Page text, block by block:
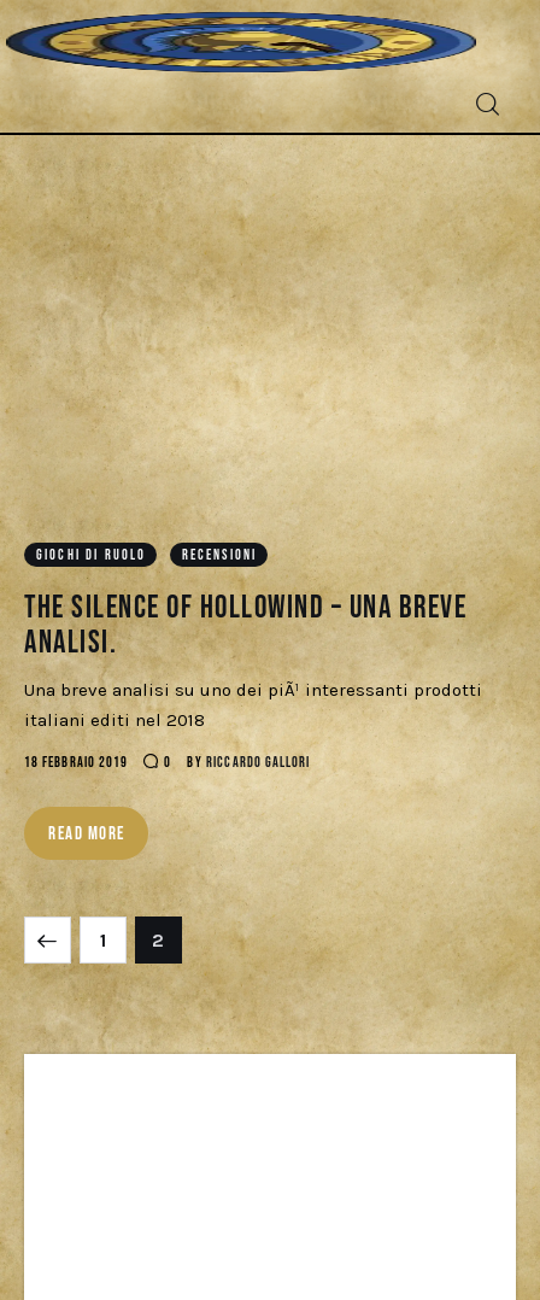
Fantascienza
Fantasy
Games
Recensioni
Libri e fumetti
Cercatori
Download
GIOCHI DI RUOLO RECENSIONI
The Silence of Hollowind – Una breve
analisi.
Una breve analisi su uno dei piÃ¹ interessanti prodotti
italiani editi nel 2018
18 FEBBRAIO 2019 0 BY RICCARDO GALLORI
READ MORE
1 2